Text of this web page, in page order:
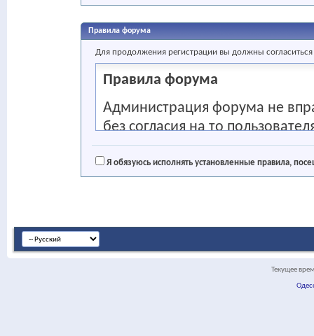
Правила форума
Для продолжения регистрации вы должны
Правила форума
Администрация форума не
без согласия на то
данным пользователя которые
IP-адрес. Данные сведения
Регистрация на сайте
рекомендуем вам
согласны со всеми условиями,
исполнять установленные
Я обязуюсь исполнять установленные правила,
Текущее